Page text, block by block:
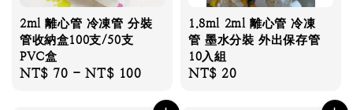
2ml 離心管 冷凍管 分裝
管收納盒100支/50支
PVC盒
Regular
NT$ 70 -NT$ 100
1.8ml 2ml 離心管 冷凍
管 墨水分裝 外出保存管
10入組
Regular
NT$ 20